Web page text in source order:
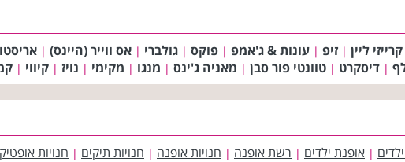
קרייזי ליין | זיפ | עונות & ג'אמפ | פוקס | גולברי | אס ווייר (היינס) |
| דיסקרט | טוונטי פור סבן | מאניה ג'ינס | מנגו | מקימי | נויז | קיווי |
| אופנת ילדים | רשת אופנה | חנויות אופנה | חנויות תיקים | חנויות